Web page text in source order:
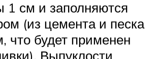
1 см и заполняются
(из цемента и песка
что будет применен
Выпуклости